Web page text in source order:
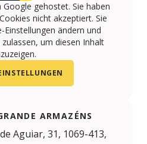
gehostet. Sie haben
nicht akzeptiert. Sie
Einstellungen ändern und
um diesen Inhalt
ARMAZÉNS
Aguiar, 31, 1069-413,